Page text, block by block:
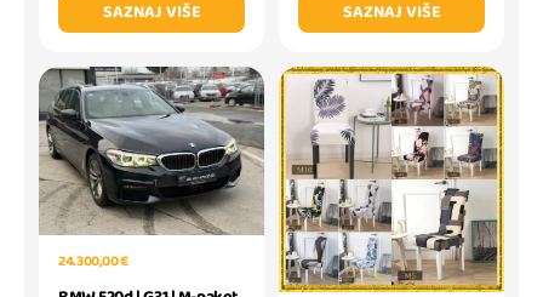
SAZNAJ VIŠE
SAZNAJ VIŠE
24.300,00 €